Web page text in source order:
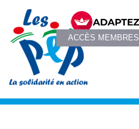
ACCÈS MEMBRES